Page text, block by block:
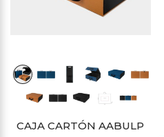
CAJA CARTÓN AABULP